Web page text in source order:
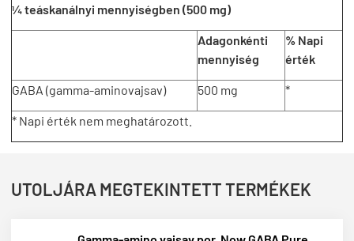
¼ teáskanálnyi mennyiségben (500 mg)
Adagonkénti
mennyiség
% Napi
érték
GABA (gamma-aminovajsav) 500 mg *
* Napi érték nem meghatározott.
UTOLJÁRA MEGTEKINTETT TERMÉKEK